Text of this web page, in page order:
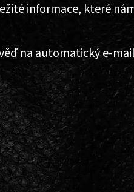
informace, které
na automatický e-